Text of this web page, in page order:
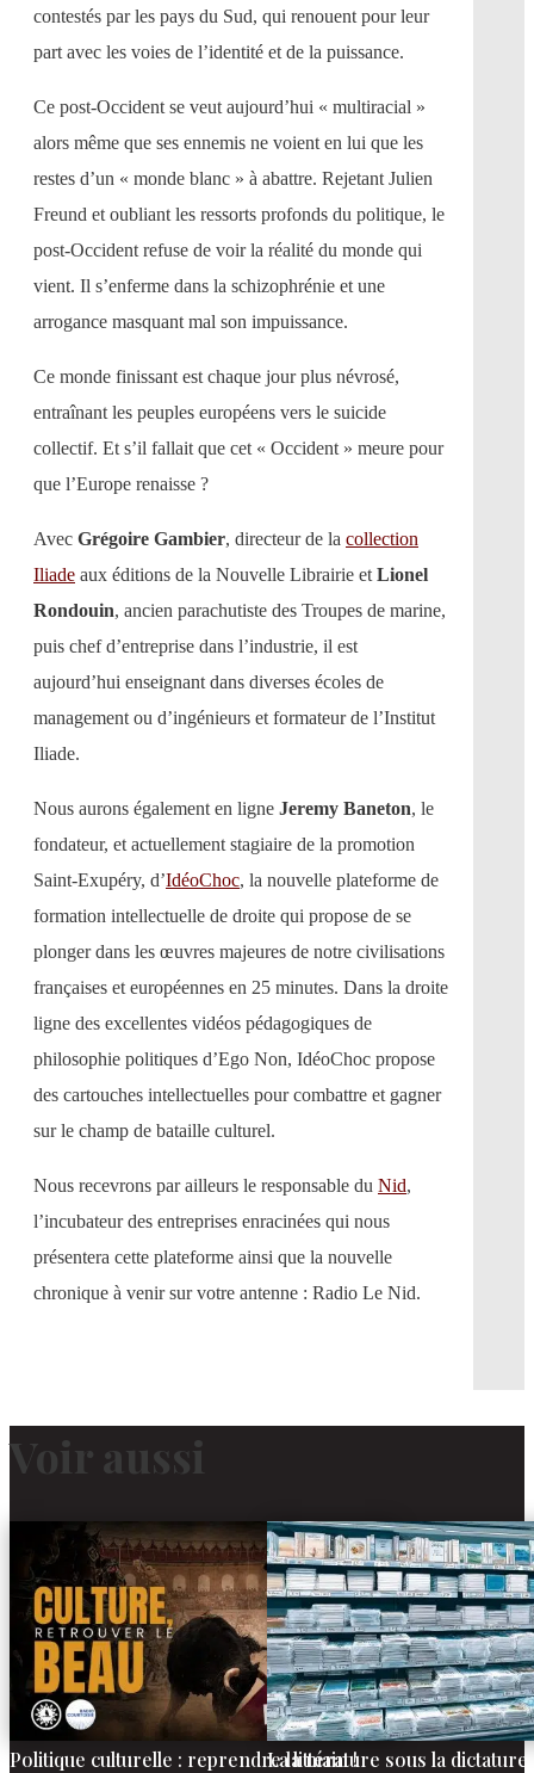
contestés par les pays du Sud, qui renouent pour leur
part avec les voies de l’identité et de la puissance.
Ce post-Occident se veut aujourd’hui « multiracial »
alors même que ses ennemis ne voient en lui que les
restes d’un « monde blanc » à abattre. Rejetant Julien
Freund et oubliant les ressorts profonds du politique, le
post-Occident refuse de voir la réalité du monde qui
vient. Il s’enferme dans la schizophrénie et une
arrogance masquant mal son impuissance.
Ce monde finissant est chaque jour plus névrosé,
entraînant les peuples européens vers le suicide
collectif. Et s’il fallait que cet « Occident » meure pour
que l’Europe renaisse ?
Avec Grégoire Gambier, directeur de la collection
Iliade aux éditions de la Nouvelle Librairie et Lionel
Rondouin, ancien parachutiste des Troupes de marine,
puis chef d’entreprise dans l’industrie, il est
aujourd’hui enseignant dans diverses écoles de
management ou d’ingénieurs et formateur de l’Institut
Iliade.
Nous aurons également en ligne Jeremy Baneton, le
fondateur, et actuellement stagiaire de la promotion
Saint-Exupéry, d’IdéoChoc, la nouvelle plateforme de
formation intellectuelle de droite qui propose de se
plonger dans les œuvres majeures de notre civilisations
françaises et européennes en 25 minutes. Dans la droite
ligne des excellentes vidéos pédagogiques de
philosophie politiques d’Ego Non, IdéoChoc propose
des cartouches intellectuelles pour combattre et gagner
sur le champ de bataille culturel.
Nous recevrons par ailleurs le responsable du Nid,
l’incubateur des entreprises enracinées qui nous
présentera cette plateforme ainsi que la nouvelle
chronique à venir sur votre antenne : Radio Le Nid.
Voir aussi
Politique culturelle : reprendre la main !La littérature sous la dictature